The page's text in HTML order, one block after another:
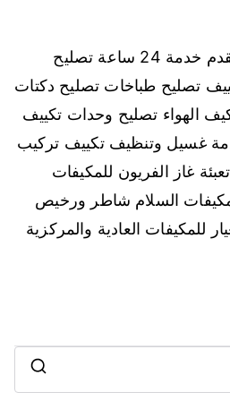
تصليح مكيفات السلام نقدم خدمة 24 ساعة تصليح
تصليح طباخات تصليح دكتات
الهواء تصليح وحدات تكييف
غسيل وتنظيف تكييف تركيب
غاز الفريون للمكيفات
السلام شاطر ورخيص
للمكيفات العادية والمركزية